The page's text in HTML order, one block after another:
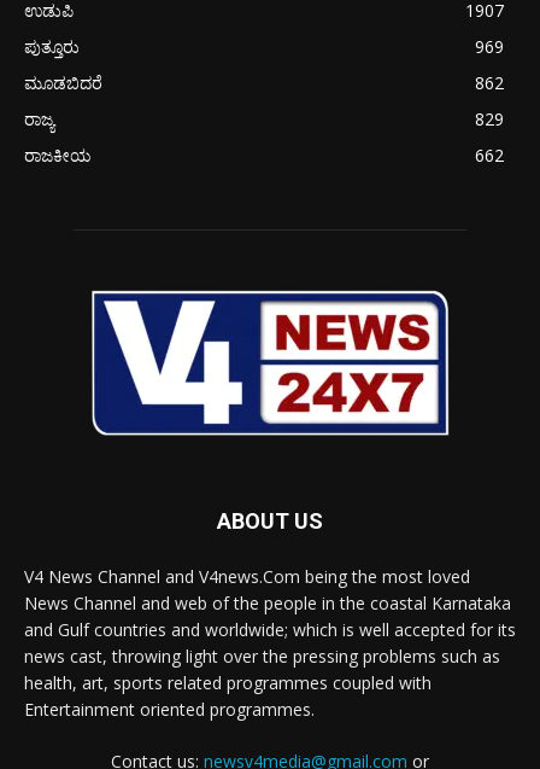
ಉಡುಪಿ
1907
ಪುತ್ತೂರು
969
ಮೂಡಬಿದರೆ
862
ರಾಜ್ಯ
829
ರಾಜಕೀಯ
662
ABOUT US
V4 News Channel and V4news.Com being the most loved
News Channel and web of the people in the coastal Karnataka
and Gulf countries and worldwide; which is well accepted for its
news cast, throwing light over the pressing problems such as
health, art, sports related programmes coupled with
Entertainment oriented programmes.
Contact us: newsv4media@gmail.com or